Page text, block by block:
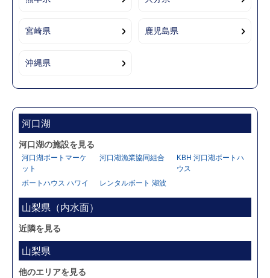
宮崎県 鹿児島県
沖縄県
河口湖
河口湖の施設を見る
河口湖ボートマーケ
ット
河口湖漁業協同組合
KBH 河口湖ボートハ
ウス
ボートハウス ハワイ
レンタルボート 湖波
山梨県（内水面）
近隣を見る
山梨県
他のエリアを見る